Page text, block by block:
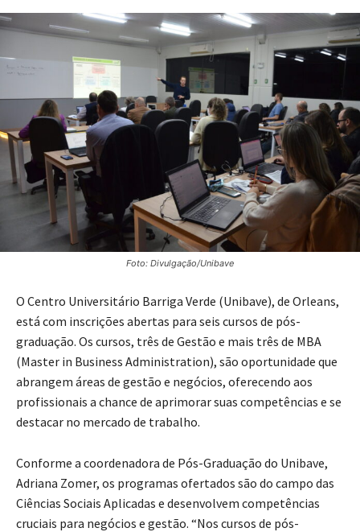
Foto: Divulgação/Unibave
O Centro Universitário Barriga Verde (Unibave), de Orleans,
está com inscrições abertas para seis cursos de pós-
graduação. Os cursos, três de Gestão e mais três de MBA
(Master in Business Administration), são oportunidade que
abrangem áreas de gestão e negócios, oferecendo aos
profissionais a chance de aprimorar suas competências e se
destacar no mercado de trabalho.
Conforme a coordenadora de Pós-Graduação do Unibave,
Adriana Zomer, os programas ofertados são do campo das
Ciências Sociais Aplicadas e desenvolvem competências
cruciais para negócios e gestão. “Nos cursos de pós-